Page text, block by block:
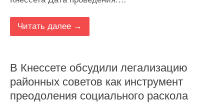
Читать далее →
В Кнессете обсудили легализацию
районных советов как инструмент
преодоления социального раскола